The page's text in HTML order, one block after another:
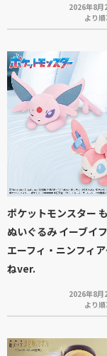
2026年8月
より
ポケットモンスター
ぬいぐるみ イーブイ
エーフィ・ニンフィ
ねver.
2026年8月
より